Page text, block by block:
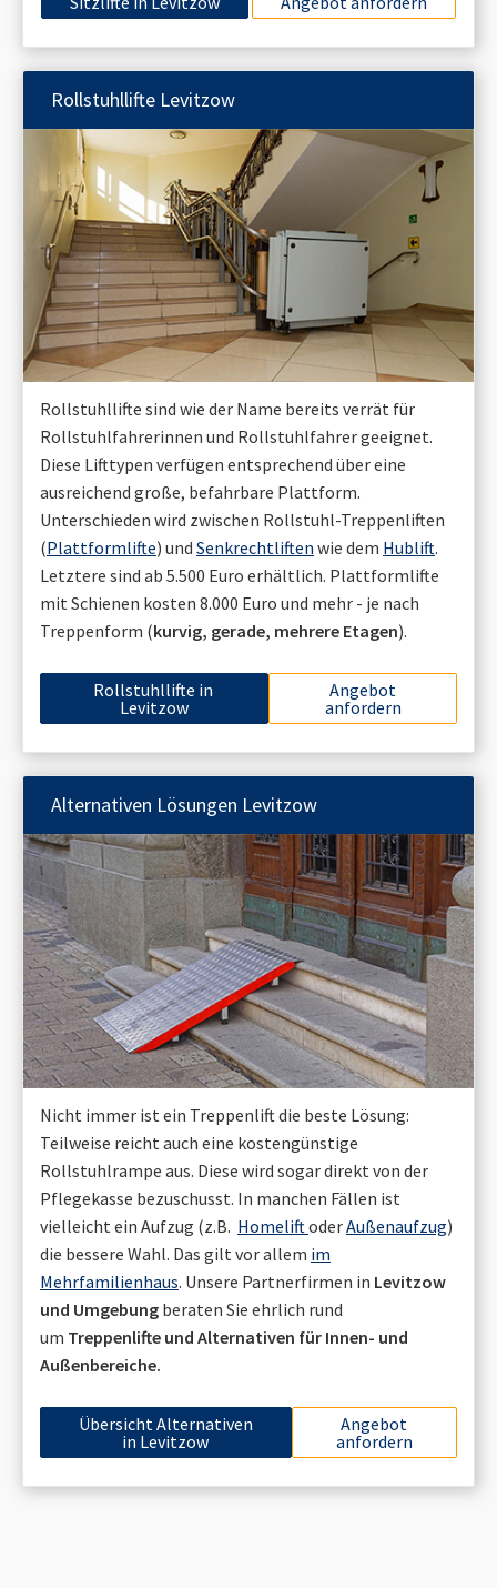
Rollstuhllifte Levitzow
Rollstuhllifte sind wie der Name bereits verrät für
Rollstuhlfahrerinnen und Rollstuhlfahrer geeignet.
Diese Lifttypen verfügen entsprechend über eine
ausreichend große, befahrbare Plattform.
Unterschieden wird zwischen Rollstuhl-Treppenliften
(Plattformlifte) und Senkrechtliften wie dem Hublift.
Letztere sind ab 5.500 Euro erhältlich. Plattformlifte
mit Schienen kosten 8.000 Euro und mehr - je nach
Treppenform (kurvig, gerade, mehrere Etagen).
Rollstuhllifte in
Levitzow
Angebot
anfordern
Alternativen Lösungen Levitzow
Nicht immer ist ein Treppenlift die beste Lösung:
Teilweise reicht auch eine kostengünstige
Rollstuhlrampe aus. Diese wird sogar direkt von der
Pflegekasse bezuschusst. In manchen Fällen ist
vielleicht ein Aufzug (z.B. HomeliftoderAußenaufzug)
die bessere Wahl. Das gilt vor allem im
Mehrfamilienhaus. Unsere Partnerfirmen in Levitzow
und Umgebung beraten Sie ehrlich rund
um Treppenlifte und Alternativen für Innen- und
Außenbereiche.
Übersicht Alternativen
in Levitzow
Angebot
anfordern